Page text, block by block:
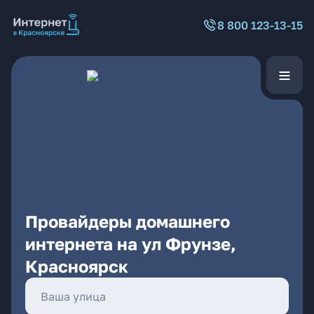
8 800 123-13-15
Провайдеры домашнего
интернета на ул Фрунзе,
Красноярск